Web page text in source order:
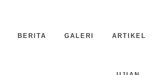
BERITA GALERI ARTIKEL